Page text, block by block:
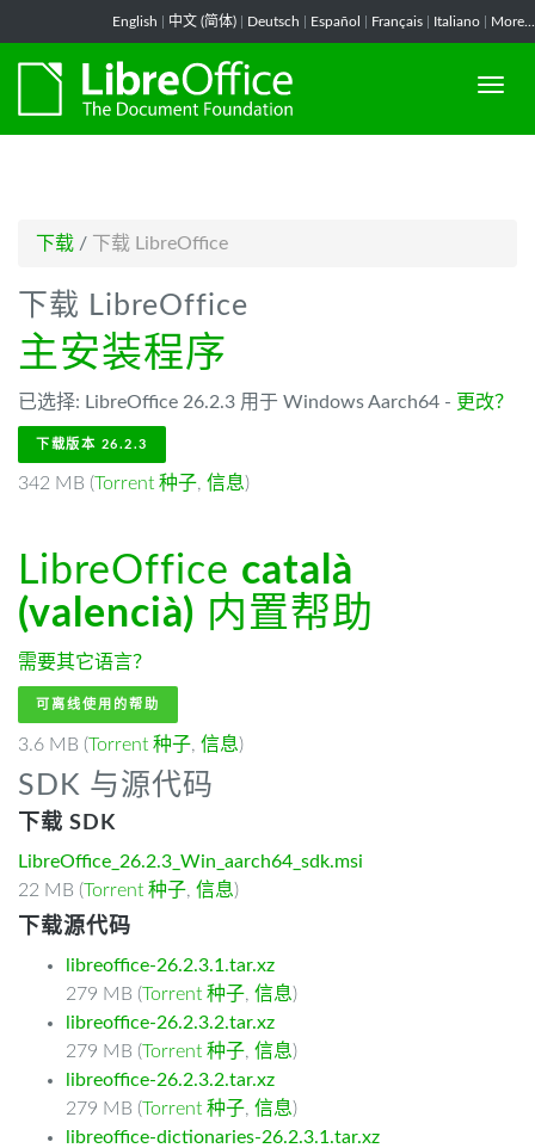
English 中文 (简体) Deutsch Español Français Italiano More...
下载 / 下载 LibreOffice
下载 LibreOffice
主安装程序
已选择: LibreOffice 26.2.3 用于 Windows Aarch64 - 更改？
下载版本 26.2.3
342 MB (Torrent 种子, 信息)
LibreOffice català
(valencià) 内置帮助
需要其它语言？
可离线使用的帮助
3.6 MB (Torrent 种子, 信息)
SDK 与源代码
下载 SDK
LibreOffice_26.2.3_Win_aarch64_sdk.msi
22 MB (Torrent 种子, 信息)
下载源代码
libreoffice-26.2.3.1.tar.xz
279 MB (Torrent 种子, 信息)
libreoffice-26.2.3.2.tar.xz
279 MB (Torrent 种子, 信息)
libreoffice-26.2.3.2.tar.xz
279 MB (Torrent 种子, 信息)
libreoffice-dictionaries-26.2.3.1.tar.xz